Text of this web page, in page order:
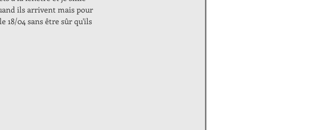
ils arrivent mais pour
18/04 sans être sûr qu'ils